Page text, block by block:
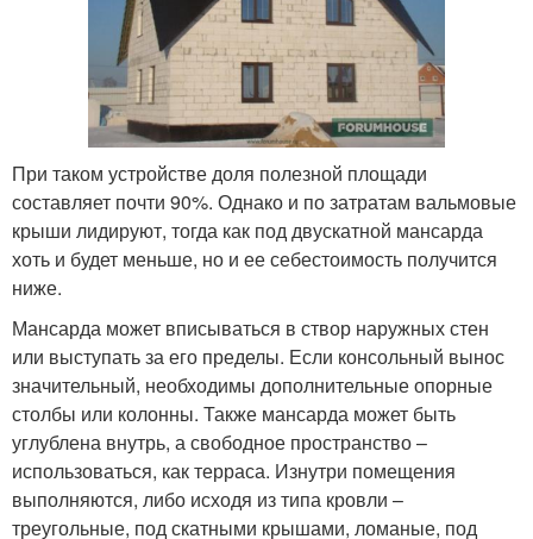
При таком устройстве доля полезной площади
составляет почти 90%. Однако и по затратам вальмовые
крыши лидируют, тогда как под двускатной мансарда
хоть и будет меньше, но и ее себестоимость получится
ниже.
Мансарда может вписываться в створ наружных стен
или выступать за его пределы. Если консольный вынос
значительный, необходимы дополнительные опорные
столбы или колонны. Также мансарда может быть
углублена внутрь, а свободное пространство –
использоваться, как терраса. Изнутри помещения
выполняются, либо исходя из типа кровли –
треугольные, под скатными крышами, ломаные, под